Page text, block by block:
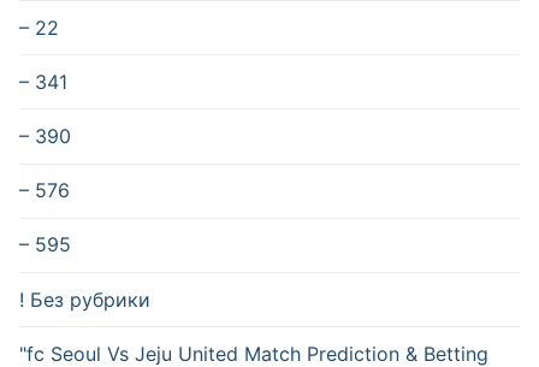
– 22
– 341
– 390
– 576
– 595
! Без рубрики
"fc Seoul Vs Jeju United Match Prediction & Betting